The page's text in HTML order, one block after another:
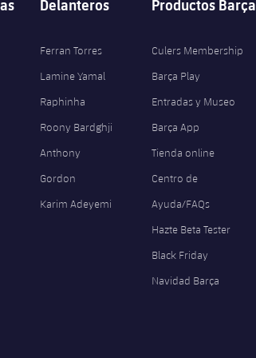
Delanteros
Ferran Torres
Lamine Yamal
Raphinha
Roony Bardghji
Anthony
Gordon
Karim Adeyemi
Productos Barça
Culers Membership
Barça Play
Entradas y Museo
Barça App
Tienda online
Centro de
Ayuda/FAQs
Hazte Beta Tester
Black Friday
Navidad Barça